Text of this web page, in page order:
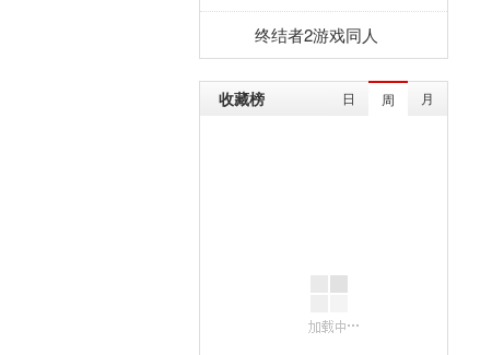
终结者2游戏同人
收藏榜 日 周 月